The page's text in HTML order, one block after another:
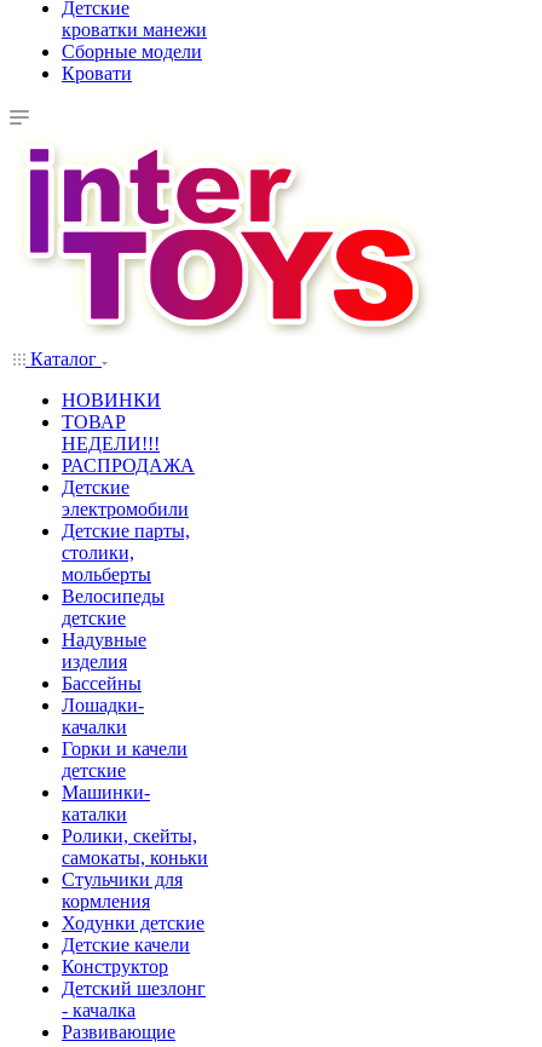
Детские
кроватки манежи
Сборные модели
Кровати
Каталог
НОВИНКИ
ТОВАР
НЕДЕЛИ!!!
РАСПРОДАЖА
Детские
электромобили
Детские парты,
столики,
мольберты
Велосипеды
детские
Надувные
изделия
Бассейны
Лошадки-
качалки
Горки и качели
детские
Машинки-
каталки
Ролики, скейты,
самокаты, коньки
Стульчики для
кормления
Ходунки детские
Детские качели
Конструктор
Детский шезлонг
- качалка
Развивающие